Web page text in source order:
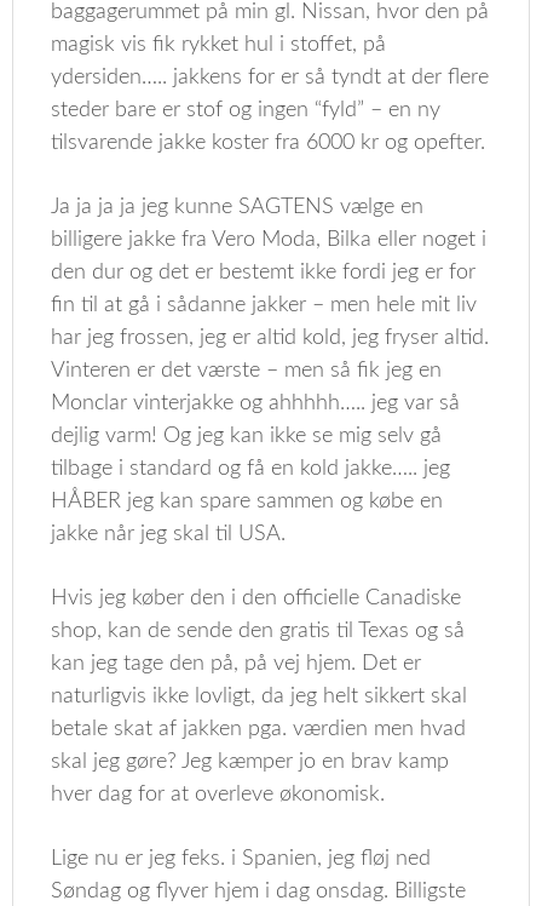
baggagerummet på min gl. Nissan, hvor den på
magisk vis fik rykket hul i stoffet, på
ydersiden….. jakkens for er så tyndt at der flere
steder bare er stof og ingen “fyld” – en ny
tilsvarende jakke koster fra 6000 kr og opefter.
Ja ja ja ja jeg kunne SAGTENS vælge en
billigere jakke fra Vero Moda, Bilka eller noget i
den dur og det er bestemt ikke fordi jeg er for
fin til at gå i sådanne jakker – men hele mit liv
har jeg frossen, jeg er altid kold, jeg fryser altid.
Vinteren er det værste – men så fik jeg en
Monclar vinterjakke og ahhhhh….. jeg var så
dejlig varm! Og jeg kan ikke se mig selv gå
tilbage i standard og få en kold jakke….. jeg
HÅBER jeg kan spare sammen og købe en
jakke når jeg skal til USA.
Hvis jeg køber den i den officielle Canadiske
shop, kan de sende den gratis til Texas og så
kan jeg tage den på, på vej hjem. Det er
naturligvis ikke lovligt, da jeg helt sikkert skal
betale skat af jakken pga. værdien men hvad
skal jeg gøre? Jeg kæmper jo en brav kamp
hver dag for at overleve økonomisk.
Lige nu er jeg feks. i Spanien, jeg fløj ned
Søndag og flyver hjem i dag onsdag. Billigste